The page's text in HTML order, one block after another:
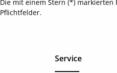
Die mit einem Stern (*) markierten
Pflichtfelder.
Service